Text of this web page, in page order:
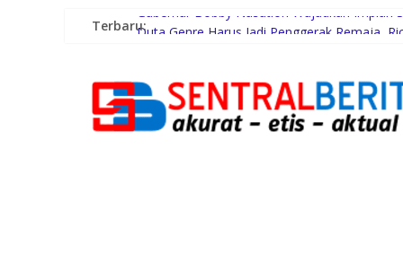
Terbaru:Gubernur Bobby Nasution Wujudkan Impian
Sutarto Minta Banteng Sumut Merah FC
Persiapan HUT RI ke-81, Anggota Paskibra
Satres PPAPPO Polres Karo Ringkus Pemuda